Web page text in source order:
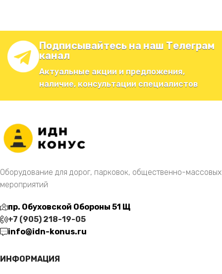
Подписывайтесь на наш Телеграм
канал
Актуальные акции и предложения,
наличие, консультации специалистов
Оборудование для дорог, парковок, общественно-массовых
мероприятий
пр. Обуховской Обороны 51 Щ
+7 (905) 218-19-05
info@idn-konus.ru
ИНФОРМАЦИЯ